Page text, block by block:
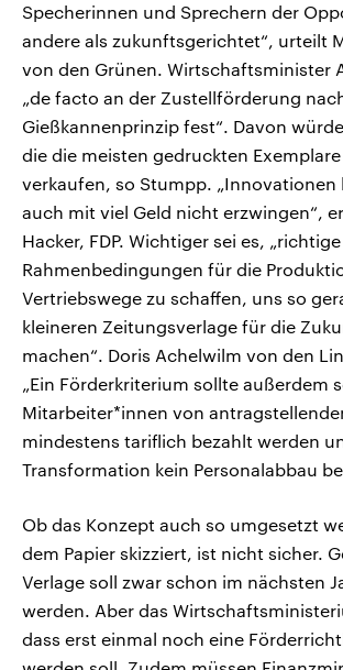
Specherinnen und Sprechern der
andere als zukunftsgerichtet“, urteilt
von den Grünen. Wirtschaftsminister
„de facto an der Zustellförderung
Gießkannenprinzip fest“. Davon
die die meisten gedruckten
verkaufen, so Stumpp. „Innovationen
auch mit viel Geld nicht erzwingen“,
Hacker, FDP. Wichtiger sei es, „richtige
Rahmenbedingungen für die
Vertriebswege zu schaffen, uns so
kleineren Zeitungsverlage für die
machen“. Doris Achelwilm von den
„Ein Förderkriterium sollte außerdem
Mitarbeiter*innen von
mindestens tariflich bezahlt werden
Transformation kein Personalabbau
Ob das Konzept auch so umgesetzt
dem Papier skizziert, ist nicht sicher.
Verlage soll zwar schon im nächsten
werden. Aber das
dass erst einmal noch eine